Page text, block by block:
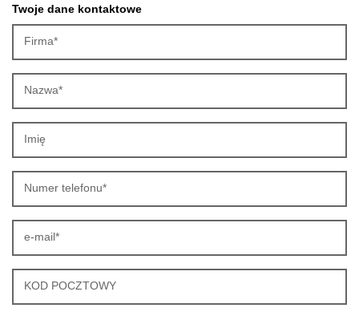
Twoje dane kontaktowe
Firma*
Nazwa*
Imię
Numer telefonu*
e-mail*
KOD POCZTOWY